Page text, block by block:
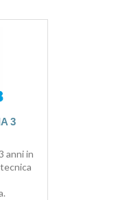
3
anni in